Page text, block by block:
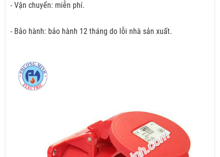
- Vận chuyển: miễn phí.
- Bảo hành: bảo hành 12 tháng do lỗi nhà sản xuất.